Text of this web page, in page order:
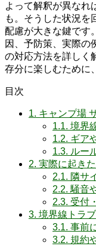
よって解釈が異なれ
も。そうした状況を
配慮が大きな鍵です
因、予防策、実際の
の対応方法を詳しく
存分に楽しむために
目次
1. キャンプ場
1.1. 境界
1.2. ギア
1.3. ルー
2. 実際に起き
2.1. 隣サ
2.2. 騒音
2.3. 受付
3. 境界線トラ
3.1. 事前
3.2. 規約